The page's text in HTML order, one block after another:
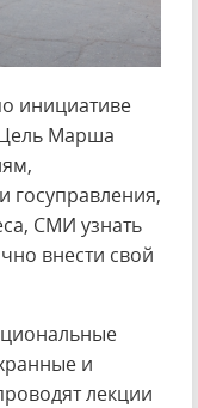
инициативе
Марша
госуправления,
СМИ узнать
внести свой
и
лекции